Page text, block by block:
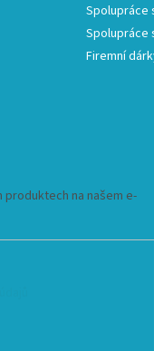
Spolupráce
Spolupráce
Firemní
produktech na našem e-